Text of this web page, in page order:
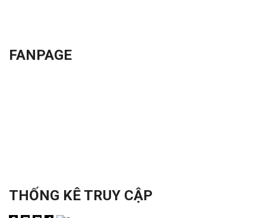
FANPAGE
THỐNG KÊ TRUY CẬP